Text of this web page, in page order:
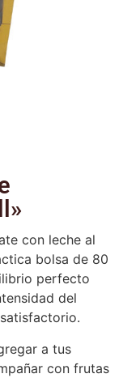
con leche al
bolsa de 80
perfecto
del
a tus
con frutas